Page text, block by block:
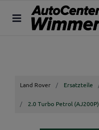
Land Rover Ersatzteile
2.0 Turbo Petrol (AJ200P)